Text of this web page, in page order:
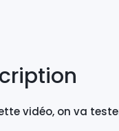
vidéo, on va